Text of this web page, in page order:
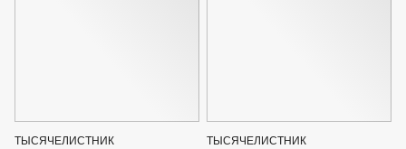
ТЫСЯЧЕЛИСТНИК
ТЫСЯЧЕЛИСТНИК